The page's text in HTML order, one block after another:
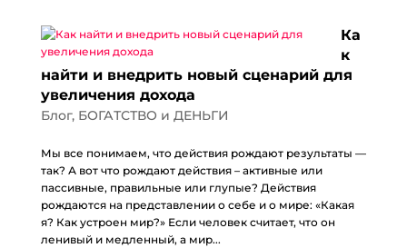
Ка
к
найти и внедрить новый сценарий для
увеличения дохода
Блог, БОГАТСТВО и ДЕНЬГИ
Мы все понимаем, что действия рождают результаты —
так? А вот что рождают действия – активные или
пассивные, правильные или глупые? Действия
рождаются на представлении о себе и о мире: «Какая
я? Как устроен мир?» Если человек считает, что он
ленивый и медленный, а мир...